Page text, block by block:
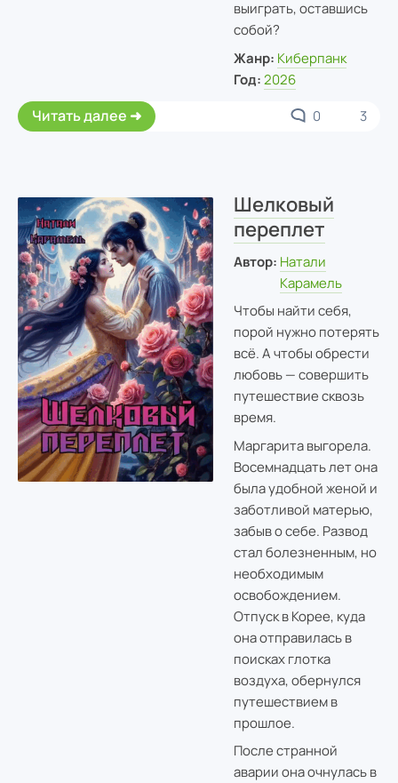
выиграть, оставшись
собой?
Жанр: Киберпанк
Год: 2026
Читать далее 0 3
Шелковый
переплет
Автор: Натали
Карамель
Чтобы найти себя,
порой нужно потерять
всё. А чтобы обрести
любовь — совершить
путешествие сквозь
время.
Маргарита выгорела.
Восемнадцать лет она
была удобной женой и
заботливой матерью,
забыв о себе. Развод
стал болезненным, но
необходимым
освобождением.
Отпуск в Корее, куда
она отправилась в
поисках глотка
воздуха, обернулся
путешествием в
прошлое.
После странной
аварии она очнулась в